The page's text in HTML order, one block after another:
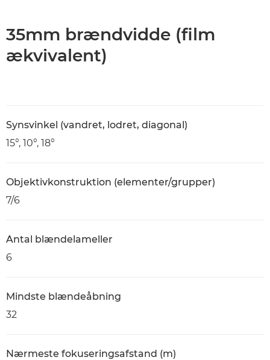
35mm brændvidde (film
ækvivalent)
Synsvinkel (vandret, lodret, diagonal)
15°, 10°, 18°
Objektivkonstruktion (elementer/grupper)
7/6
Antal blændelameller
6
Mindste blændeåbning
32
Nærmeste fokuseringsafstand (m)